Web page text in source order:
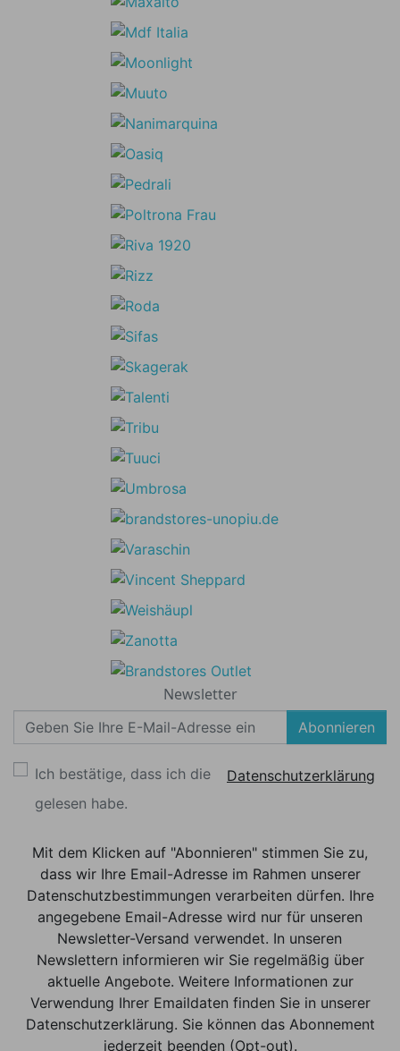
Newsletter
Abonnieren
Ich bestätige, dass ich die
Datenschutzerklärung
gelesen habe.
Mit dem Klicken auf "Abonnieren" stimmen Sie zu,
dass wir Ihre Email-Adresse im Rahmen unserer
Datenschutzbestimmungen verarbeiten dürfen. Ihre
angegebene Email-Adresse wird nur für unseren
Newsletter-Versand verwendet. In unseren
Newslettern informieren wir Sie regelmäßig über
aktuelle Angebote. Weitere Informationen zur
Verwendung Ihrer Emaildaten finden Sie in unserer
Datenschutzerklärung. Sie können das Abonnement
jederzeit beenden (Opt-out).